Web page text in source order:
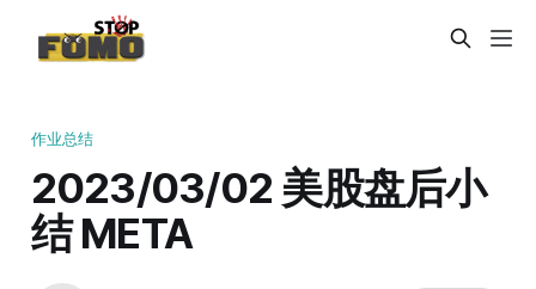
作业总结
2023/03/02 美股盘后小
结 META